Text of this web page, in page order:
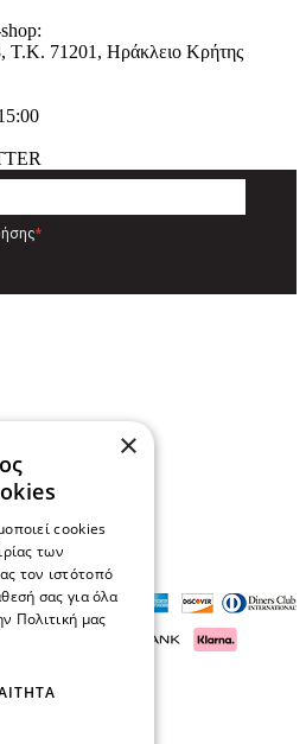
, T.K. 71201, Ηράκλειο Κρήτης
*
×
cookies
των
τον ιστότοπό
σας για όλα
Πολιτική μας